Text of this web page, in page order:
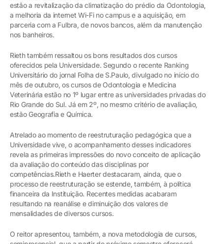
estão a revitalização da climatização do prédio da Odontologia,
a melhoria da internet Wi-Fi no campus e a aquisição, em
parceria com a Fulbra, de novos bancos, além da manutenção
nos banheiros.
Rieth também ressaltou os bons resultados dos cursos
oferecidos pela Universidade. Segundo o recente Ranking
Universitário do jornal Folha de S.Paulo, divulgado no início do
mês de outubro, os cursos de Odontologia e Medicina
Veterinária estão no 1º lugar entre as universidades privadas do
Rio Grande do Sul. Já em 2º, no mesmo critério de avaliação,
estão Geografia e Química.
Atrelado ao momento de reestruturação pedagógica que a
Universidade vive, o acompanhamento desses indicadores
revela as primeiras impressões do novo conceito de aplicação
da avaliação do conteúdo das disciplinas por
competências.Rieth e Haerter destacaram, ainda, que o
processo de reestruturação se estende, também, à política
financeira da Instituição. Recentes medidas acabaram
resultando na reanálise e diminuição dos valores de
mensalidades de diversos cursos.
O reitor apresentou, também, a nova metodologia de cursos,